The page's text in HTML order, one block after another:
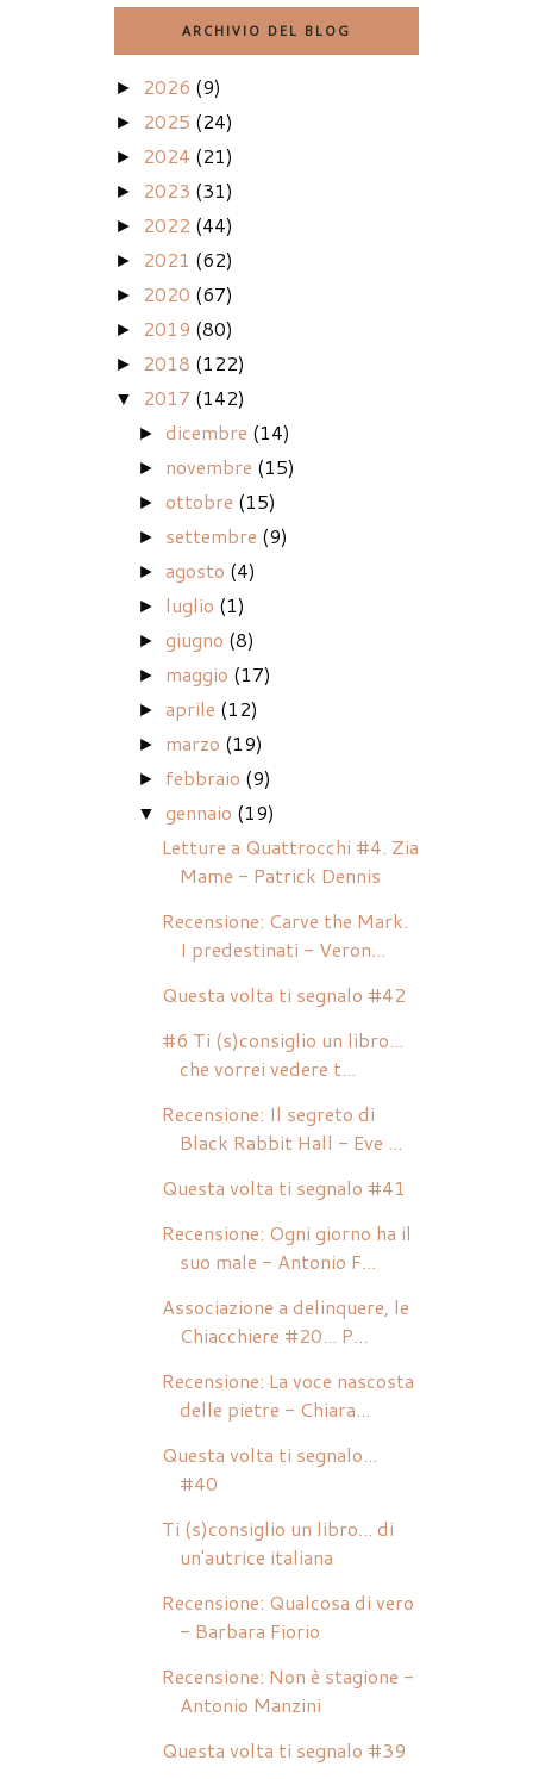
ARCHIVIO DEL BLOG
► 2026 (9)
► 2025 (24)
► 2024 (21)
► 2023 (31)
► 2022 (44)
► 2021 (62)
► 2020 (67)
► 2019 (80)
► 2018 (122)
▼ 2017 (142)
►dicembre (14)
► novembre (15)
►ottobre (15)
► settembre (9)
►agosto (4)
► luglio (1)
►giugno (8)
► maggio (17)
►aprile (12)
► marzo (19)
► febbraio (9)
▼ gennaio (19)
Letture a Quattrocchi #4. Zia
Mame - Patrick Dennis
Recensione: Carve the Mark.
I predestinati - Veron...
Questa volta ti segnalo #42
#6 Ti (s)consiglio un libro...
che vorrei vedere t...
Recensione: Il segreto di
Black Rabbit Hall - Eve ...
Questa volta ti segnalo #41
Recensione: Ogni giorno ha il
suo male - Antonio F...
Associazione a delinquere, le
Chiacchiere #20... P...
Recensione: La voce nascosta
delle pietre - Chiara...
Questa volta ti segnalo...
#40
Ti (s)consiglio un libro... di
un'autrice italiana
Recensione: Qualcosa di vero
- Barbara Fiorio
Recensione: Non è stagione -
Antonio Manzini
Questa volta ti segnalo #39